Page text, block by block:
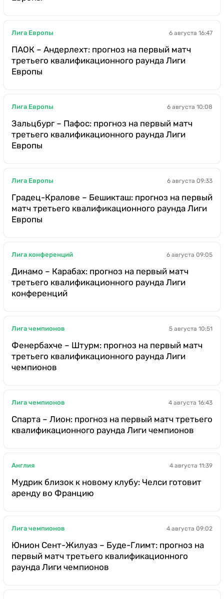
Лига Европы 6 августа 16:47
ПАОК – Андерлехт: прогноз на первый матч
третьего квалификационного раунда Лиги
Европы
Лига Европы 6 августа 10:08
Зальцбург – Пафос: прогноз на первый матч
третьего квалификационного раунда Лиги
Европы
Лига Европы 6 августа 09:33
Градец-Кралове – Бешикташ: прогноз на первый
матч третьего квалификационного раунда Лиги
Европы
Лига конференций 6 августа 09:05
Динамо – Карабах: прогноз на первый матч
третьего квалификационного раунда Лиги
конференций
Лига чемпионов 5 августа 10:51
Фенербахче – Штурм: прогноз на первый матч
третьего квалификационного раунда Лиги
чемпионов
Лига чемпионов 4 августа 16:43
Спарта – Лион: прогноз на первый матч третьего
квалификационного раунда Лиги чемпионов
Англия 4 августа 11:39
Мудрик близок к новому клубу: Челси готовит
аренду во Францию
Лига чемпионов 4 августа 09:02
Юнион Сент-Жилуаз – Буде-Глимт: прогноз на
первый матч третьего квалификационного
раунда Лиги чемпионов